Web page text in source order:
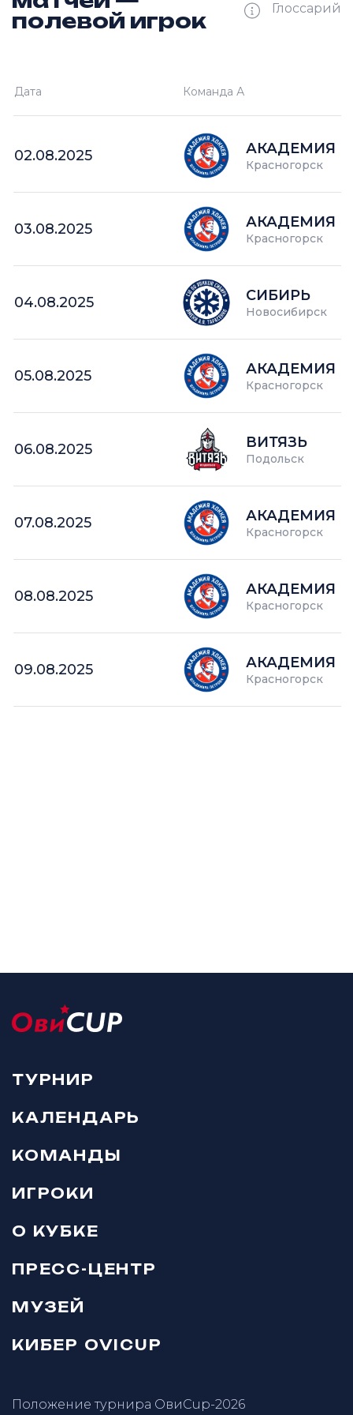
полевой игрок
Глоссарий
кол-во очков в турнире
Дата Команда А
02.08.2025 АКАДЕМИЯ
Красногорск
03.08.2025 АКАДЕМИЯ
Красногорск
04.08.2025 СИБИРЬ
Новосибирск
05.08.2025 АКАДЕМИЯ
Красногорск
06.08.2025 ВИТЯЗЬ
Подольск
07.08.2025 АКАДЕМИЯ
Красногорск
08.08.2025 АКАДЕМИЯ
Красногорск
09.08.2025 АКАДЕМИЯ
Красногорск
ТУРНИР
КАЛЕНДАРЬ
КОМАНДЫ
ИГРОКИ
О КУБКЕ
ПРЕСС-ЦЕНТР
МУЗЕЙ
КИБЕР OVICUP
Положение турнира ОвиCup-2026